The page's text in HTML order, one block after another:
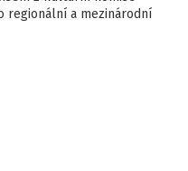
regionální a mezinárodní